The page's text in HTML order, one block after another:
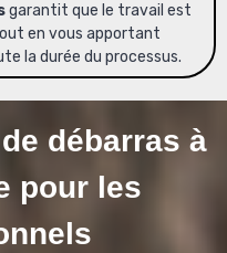
garantit que le travail est
en vous apportant
la durée du processus.
débarras à
pour les